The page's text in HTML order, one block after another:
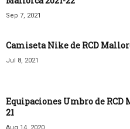
Sep 7, 2021
Camiseta Nike de RCD
Jul 8, 2021
Equipaciones Umbro de RCD
21